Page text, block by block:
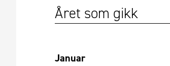
Året som gikk
Januar